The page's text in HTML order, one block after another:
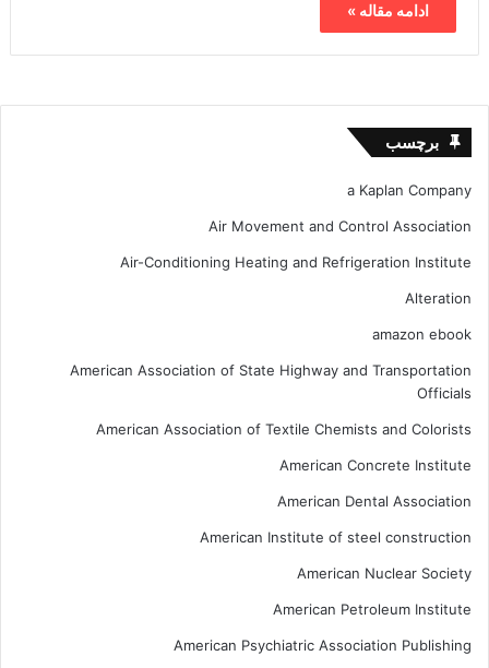
ادامه مقاله »
برچسب
a Kaplan Company
Air Movement and Control Association
Air-Conditioning Heating and Refrigeration Institute
Alteration
amazon ebook
American Association of State Highway and Transportation
Officials
American Association of Textile Chemists and Colorists
American Concrete Institute
American Dental Association
American Institute of steel construction
American Nuclear Society
American Petroleum Institute
American Psychiatric Association Publishing